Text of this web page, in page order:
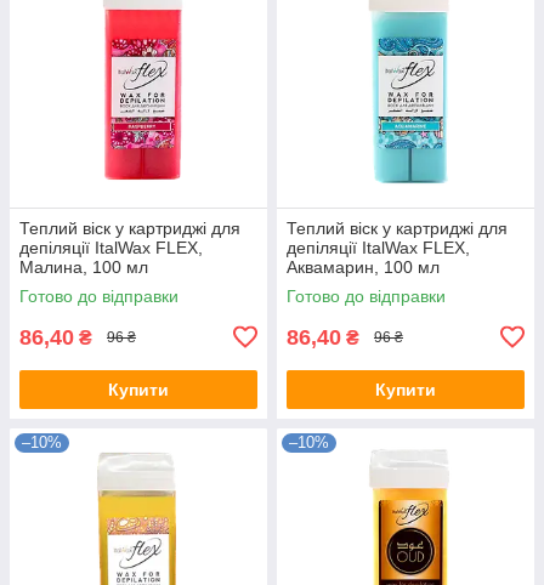
Теплий віск у картриджі для
депіляції ItalWax FLEX,
Малина, 100 мл
Готово до відправки
86,40 ₴ 96 ₴
Купити
Теплий віск у картриджі для
депіляції ItalWax FLEX,
Аквамарин, 100 мл
Готово до відправки
86,40 ₴ 96 ₴
Купити
–10% –10%